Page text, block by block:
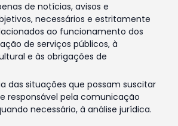
de notícias, avisos e
necessários e estritamente
ao funcionamento dos
de serviços públicos, à
e às obrigações de
das situações que possam suscitar
responsável pela comunicação
necessário, à análise jurídica.